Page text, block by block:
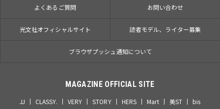
よくあるご質問 お問い合わせ
光文社オフィシャルサイト 読者モデル、ライター募集
ブラウザプッシュ通知について
MAGAZINE OFFICIAL SITE
JJ CLASSY. VERY STORY HERS Mart 美ST
bis